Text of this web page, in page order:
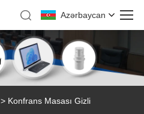
Azərbaycan
> Konfrans Masası Gizli